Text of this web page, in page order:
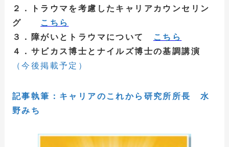
２．トラウマを考慮したキャリアカウンセリン
グ
こちら
３．障がいとトラウマについて
こちら
４．サビカス博士とナイルズ博士の基調講演
（今後掲載予定）
記事執筆：キャリアのこれから研究所所長 水
野みち